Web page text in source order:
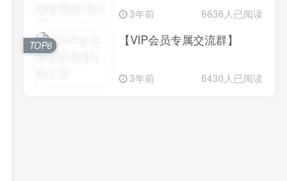
3年前 6636人已阅读
【VIP会员专属交流群】
3年前 6430人已阅读
TOP6